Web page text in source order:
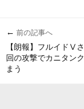
← 前の記事へ
【朗報】フルイドⅤ
回の攻撃でカニタン
まう